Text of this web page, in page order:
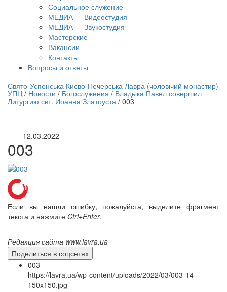
Социальное служение
МЕДИА — Видеостудия
МЕДИА — Звукостудия
Мастерские
Вакансии
Контакты
Вопросы и ответы
трансляция | 12 сентября
трансляции
Свято-Успенська Києво-Печерська Лавра (чоловічий монастир)
УПЦ / Новости / Богослужения / Владыка Павел совершил
Литургию свт. Иоанна Златоуста / 003
12.03.2022
003
Если вы нашли ошибку, пожалуйста, выделите фрагмент
текста и нажмите Ctrl+Enter.
Редакция сайта www.lavra.ua
Поделиться в соцсетях
003
https://lavra.ua/wp-content/uploads/2022/03/003-14-
150x150.jpg